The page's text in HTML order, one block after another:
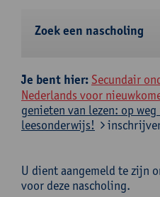
Zoek een nascholing
Je bent hier: Secundair
Nederlands voor
genieten van lezen: op
leesonderwijs!
U dient aangemeld te zijn
voor deze nascholing.